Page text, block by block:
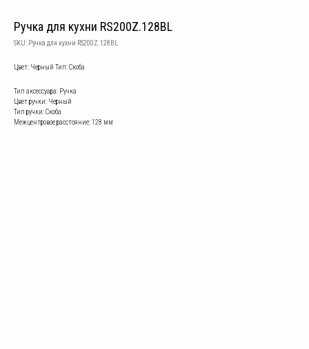
Ручка для кухни RS200Z.128BL
SKU: Ручка для кухни RS200Z.128BL
Цвет: Черный Тип: Скоба
Тип аксессуара: Ручка
Цвет ручки: Черный​
Тип ручки: Скоба
Межцентровое расстояние: 128 мм